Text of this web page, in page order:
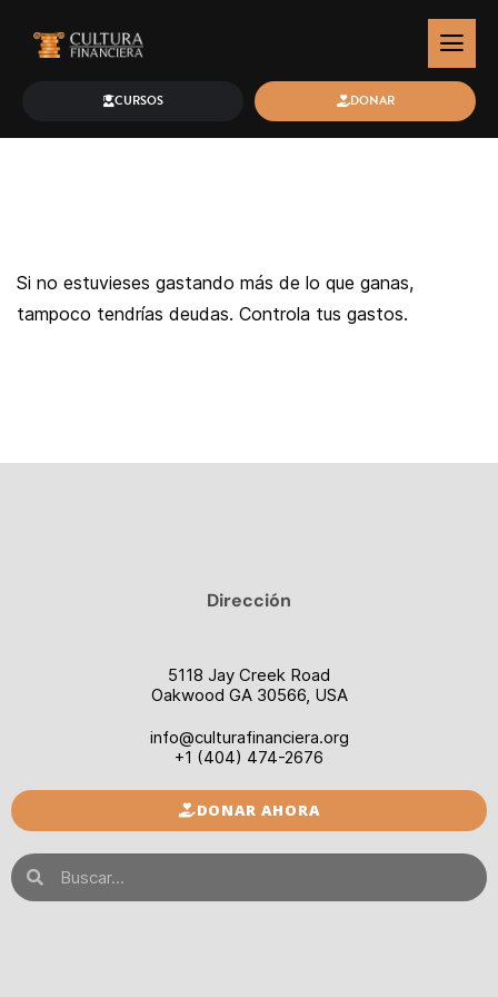
CURSOS DONAR
Si no estuvieses gastando más de lo que ganas,
tampoco tendrías deudas. Controla tus gastos.
Dirección
5118 Jay Creek Road
Oakwood GA 30566, USA
info@culturafinanciera.org
+1 (404) 474-2676
DONAR AHORA